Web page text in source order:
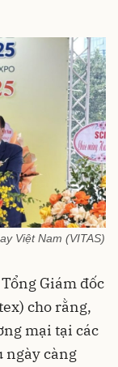
Việt Nam (VITAS)
Giám đốc
cho rằng,
mại tại các
ngày càng